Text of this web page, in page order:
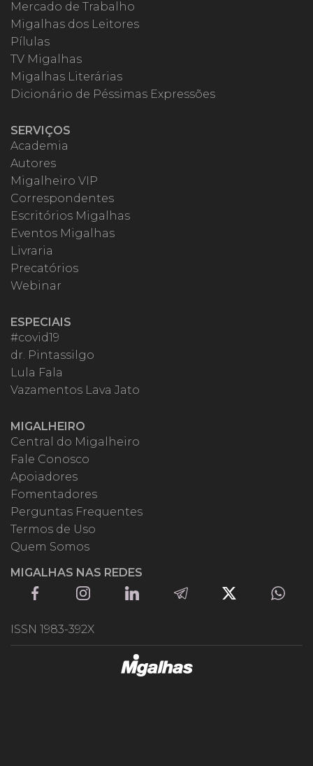
Mercado de Trabalho
Migalhas dos Leitores
Pílulas
TV Migalhas
Migalhas Literárias
Dicionário de Péssimas Expressões
SERVIÇOS
Academia
Autores
Migalheiro VIP
Correspondentes
Escritórios Migalhas
Eventos Migalhas
Livraria
Precatórios
Webinar
ESPECIAIS
#covid19
dr. Pintassilgo
Lula Fala
Vazamentos Lava Jato
MIGALHEIRO
Central do Migalheiro
Fale Conosco
Apoiadores
Fomentadores
Perguntas Frequentes
Termos de Uso
Quem Somos
MIGALHAS NAS REDES
ISSN 1983-392X